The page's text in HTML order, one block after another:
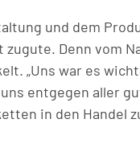
und dem
Denn vom
„Uns war es
uns entgegen aller
in den Handel